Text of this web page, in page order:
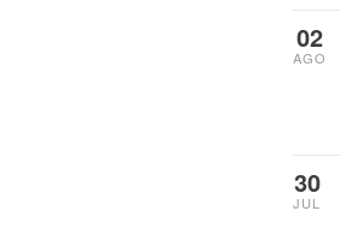
02
AGO
30
JUL